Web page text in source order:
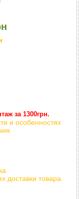
за 1300грн.
и особенностях
товара.